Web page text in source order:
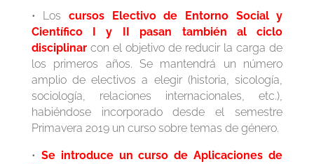
• Loscursos Electivo de Entorno Social y
Científico I y II pasan también al ciclo
disciplinarcon el objetivo de reducir la carga de
los primeros años. Se mantendrá un número
amplio de electivos a elegir (historia, sicología,
sociología, relaciones internacionales, etc.),
habiéndose incorporado desde el semestre
Primavera 2019 un curso sobre temas de género.
• Se introduce un curso de Aplicaciones de